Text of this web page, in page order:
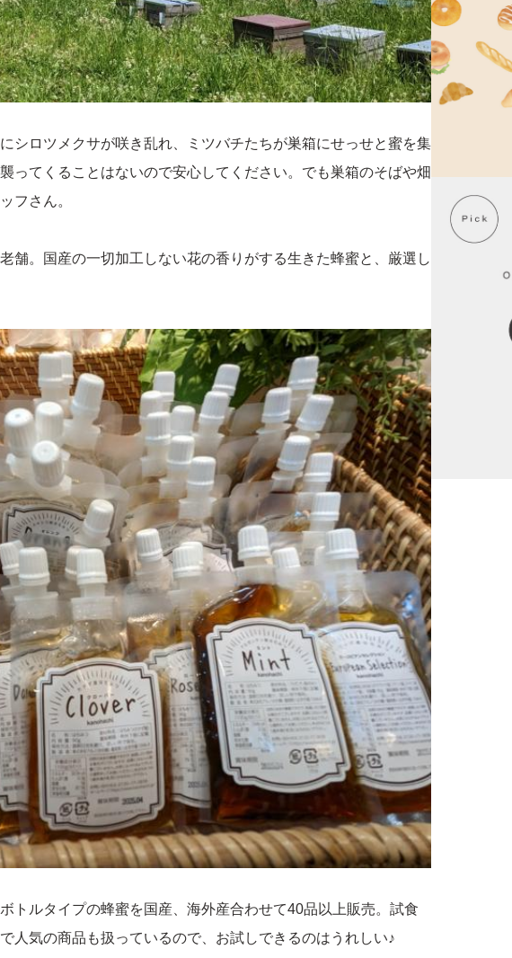
シロツメクサが咲き乱れ、ミツバチたちが巣箱にせっせと蜜を集
ってくることはないので安心してください。でも巣箱のそばや畑
フさん。
舗。国産の一切加工しない花の香りがする生きた蜂蜜と、厳選し
トルタイプの蜂蜜を国産、海外産合わせて40品以上販売。試食
人気の商品も扱っているので、お試しできるのはうれしい♪